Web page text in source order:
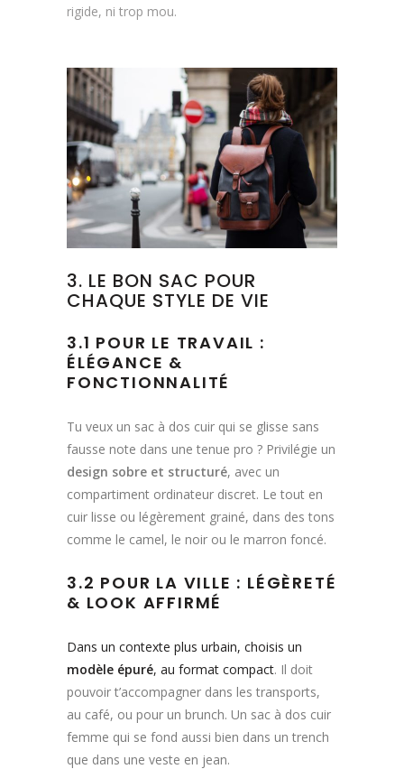
rigide, ni trop mou.
3. LE BON SAC POUR
CHAQUE STYLE DE VIE
3.1 POUR LE TRAVAIL :
ÉLÉGANCE &
FONCTIONNALITÉ
Tu veux un sac à dos cuir qui se glisse sans
fausse note dans une tenue pro ? Privilégie un
design sobre et structuré, avec un
compartiment ordinateur discret. Le tout en
cuir lisse ou légèrement grainé, dans des tons
comme le camel, le noir ou le marron foncé.
3.2 POUR LA VILLE : LÉGÈRETÉ
& LOOK AFFIRMÉ
Dans un contexte plus urbain, choisis un
modèle épuré, au format compact. Il doit
pouvoir t’accompagner dans les transports,
au café, ou pour un brunch. Un sac à dos cuir
femme qui se fond aussi bien dans un trench
que dans une veste en jean.